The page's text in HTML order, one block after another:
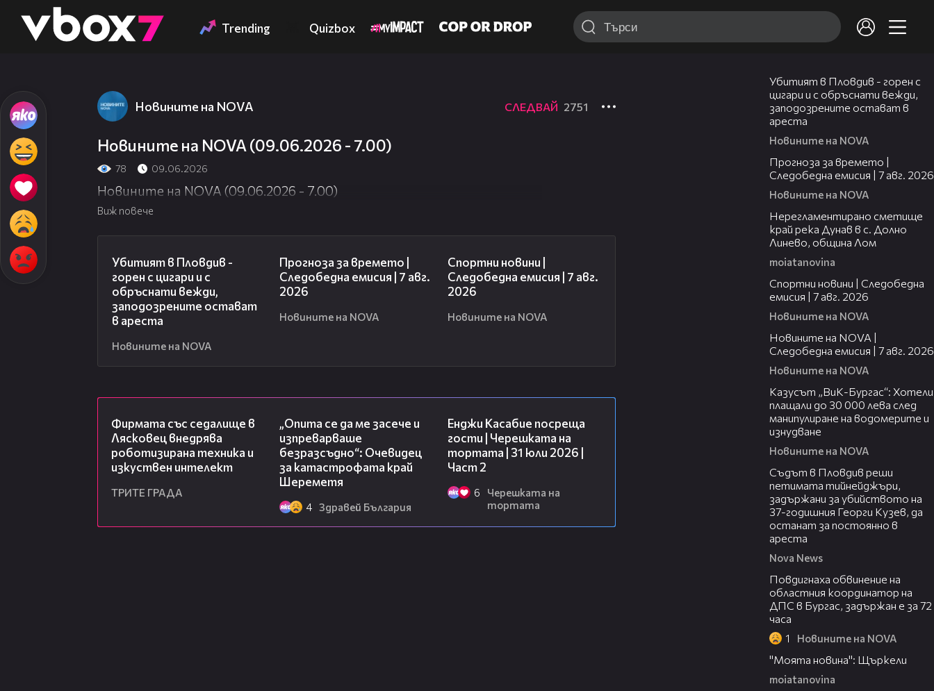
👾 Trending Quizbox
Новините на NOVA СЛЕДВАЙ 2751
Новините на NOVA (09.06.2026 - 7.00)
78 09.06.2026
Новините на NOVA (09.06.2026 - 7.00)
Виж повече
Убитият в Пловдив -
горен с цигари и с
обръснати вежди,
заподозрените остават
в ареста
Новините на NOVA
Прогноза за времето |
Следобедна емисия | 7 авг.
2026
Новините на NOVA
Спортни новини |
Следобедна емисия | 7 авг.
2026
Новините на NOVA
Фирмата със седалище в
Лясковец внедрява
роботизирана техника и
изкуствен интелект
ТРИТЕ ГРАДА
„Опита се да ме засече и
изпреварваше
безразсъдно“: Очевидец
за катастрофата край
Шереметя
4 Здравей България
Енджи Касабие посреща
гости | Черешката на
тортата | 31 юли 2026 |
Част 2
6
Черешката на
тортата
Убитият в Пловдив - горен с
цигари и с обръснати вежди,
заподозрените остават в
ареста
Новините на NOVA
Прогноза за времето |
Следобедна емисия | 7 авг. 2026
Новините на NOVA
Нерегламентирано сметище
край река Дунав в с. Долно
Линево, община Лом
moiatanovina
Спортни новини | Следобедна
емисия | 7 авг. 2026
Новините на NOVA
Новините на NOVA |
Следобедна емисия | 7 авг. 2026
Новините на NOVA
Казусът „ВиК-Бургас“: Хотели
плащали до 30 000 лева след
манипулиране на водомерите и
изнудване
Новините на NOVA
Съдът в Пловдив реши
петимата тийнейджъри,
задържани за убийството на
37-годишния Георги Кузев, да
останат за постоянно в
ареста
Nova News
Повдигнаха обвинение на
областния координатор на
ДПС в Бургас, задържан е за 72
часа
1 Новините на NOVA
"Моята новина": Щъркели
moiatanovina